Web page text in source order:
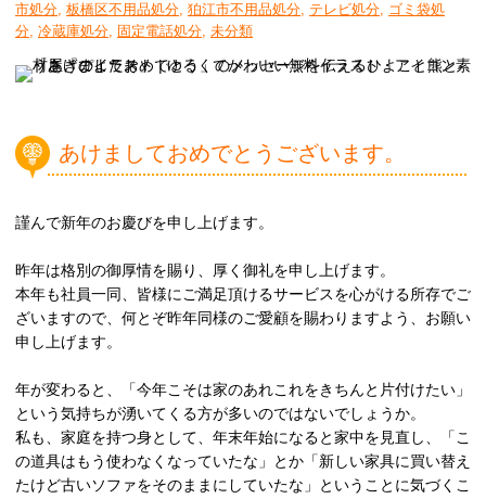
市処分, 板橋区不用品処分, 狛江市不用品処分, テレビ処分, ゴミ袋処
分, 冷蔵庫処分, 固定電話処分, 未分類
あけましておめでとうございます。
謹んで新年のお慶びを申し上げます。
昨年は格別の御厚情を賜り、厚く御礼を申し上げます。
本年も社員一同、皆様にご満足頂けるサービスを心がける所存でご
ざいますので、何とぞ昨年同様のご愛顧を賜わりますよう、お願い
申し上げます。
年が変わると、「今年こそは家のあれこれをきちんと片付けたい」
という気持ちが湧いてくる方が多いのではないでしょうか。
私も、家庭を持つ身として、年末年始になると家中を見直し、「こ
の道具はもう使わなくなっていたな」とか「新しい家具に買い替え
たけど古いソファをそのままにしていたな」ということに気づくこ